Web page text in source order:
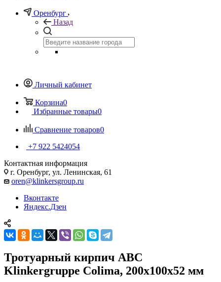
Оренбург
Назад
Личный кабинет
Корзина0
Избранные товары0
Сравнение товаров0
+7 922 5424054
Контактная информация
г. Оренбург, ул. Ленинская, 61
oren@klinkersgroup.ru
Вконтакте
Яндекс.Дзен
Тротуарный кирпич ABC
Klinkergruppe Colima, 200х100х52 мм